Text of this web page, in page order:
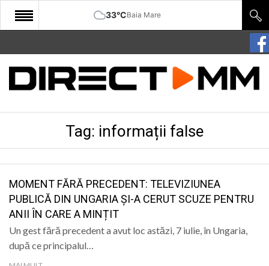
33°CBaia Mare
START
COMUNITATE
SANATATE
SPORT
SPECIAL
POLITIC
Tag: informații false
MOMENT FĂRĂ PRECEDENT: TELEVIZIUNEA
PUBLICĂ DIN UNGARIA ȘI-A CERUT SCUZE PENTRU
ANII ÎN CARE A MINȚIT
Un gest fără precedent a avut loc astăzi, 7 iulie, în Ungaria,
după ce principalul…